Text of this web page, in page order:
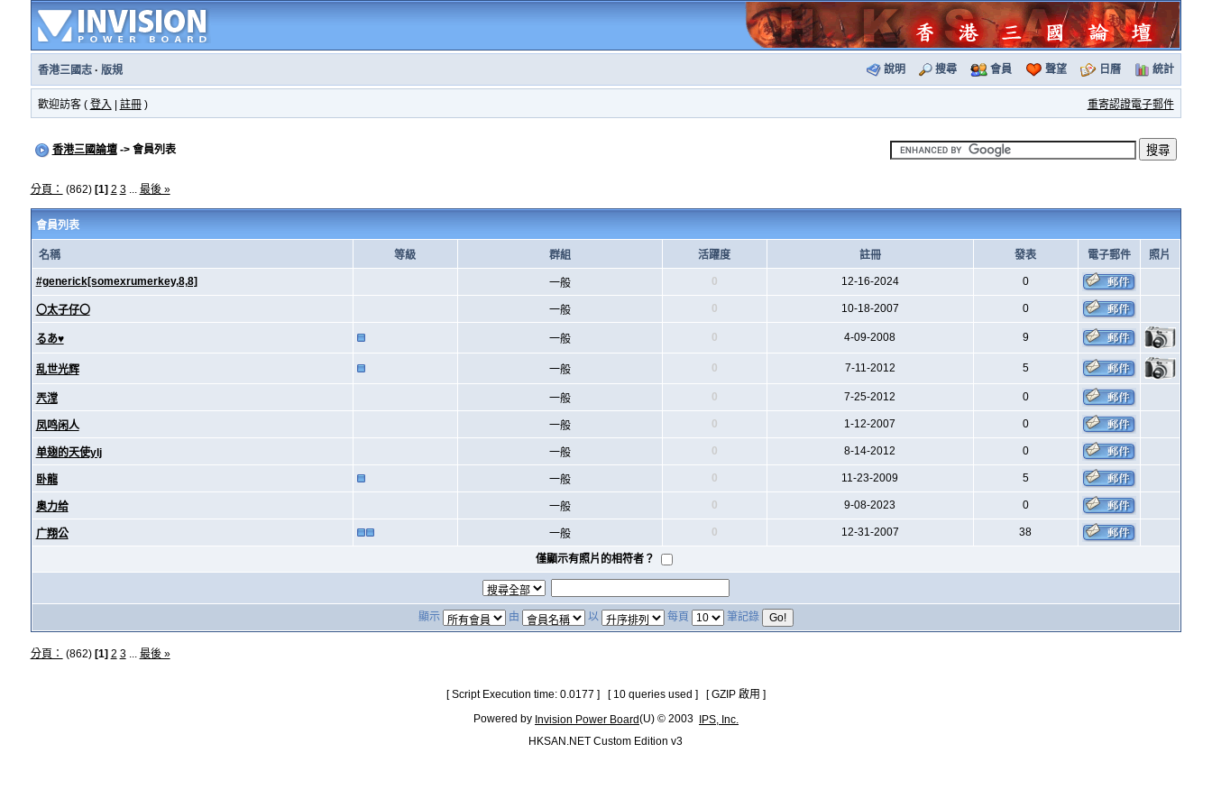
香港三國志· 版規 說明 搜尋 會員 聲望 日曆 統計
歡迎訪客 ( 登入 註冊) 重寄認證電子郵件
香港三國論壇-> 會員列表
分頁： (862) [1] 2 3... 最後 »
會員列表
名稱 等級 群組 活躍度 註冊 發表 電子郵件 照片
#generick[somexrumerkey,8,8] 一般 0 12-16-2024 0
〇太子仔〇 一般 0 10-18-2007 0
るあ♥ 一般 0 4-09-2008 9
乱世光辉 一般 0 7-11-2012 5
兲漟 一般 0 7-25-2012 0
凤鸣闲人 一般 0 1-12-2007 0
单翅的天使ylj 一般 0 8-14-2012 0
卧龍 一般 0 11-23-2009 5
奥力给 一般 0 9-08-2023 0
广翔公 一般 0 12-31-2007 38
僅顯示有照片的相符者？
顯示 由 以 每頁 筆記錄
分頁： (862) [1] 2 3... 最後 »
[ Script Execution time: 0.0177 ] [ 10 queries used ] [ GZIP 啟用 ]
Powered by Invision Power Board(U) © 2003
IPS, Inc.
HKSAN.NET Custom Edition v3